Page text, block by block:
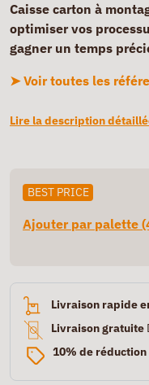
Caisse carton à
optimiser vos
gagner un temps
➤ Voir toutes les
Lire la description
BEST PRICE
Ajouter par palette
Livraison rapide
Livraison gratuite
10% de réduction